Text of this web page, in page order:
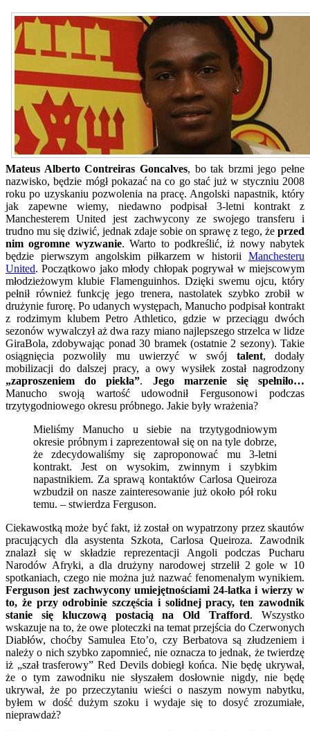
Mateus Alberto Contreiras Goncalves, bo tak brzmi jego pełne
nazwisko, będzie mógł pokazać na co go stać już w styczniu 2008
roku po uzyskaniu pozwolenia na pracę. Angolski napastnik, który
jak zapewne wiemy, niedawno podpisał 3-letni kontrakt z
Manchesterem United jest zachwycony ze swojego transferu i
trudno mu się dziwić, jednak zdaje sobie on sprawę z tego, że przed
nim ogromne wyzwanie. Warto to podkreślić, iż nowy nabytek
będzie pierwszym angolskim piłkarzem w historii Manchesteru
United. Początkowo jako młody chłopak pogrywał w miejscowym
młodzieżowym klubie Flamenguinhos. Dzięki swemu ojcu, który
pełnił również funkcję jego trenera, nastolatek szybko zrobił w
drużynie furorę. Po udanych występach, Manucho podpisał kontrakt
z rodzimym klubem Petro Athletico, gdzie w przeciągu dwóch
sezonów wywalczył aż dwa razy miano najlepszego strzelca w lidze
GiraBola, zdobywając ponad 30 bramek (ostatnie 2 sezony). Takie
osiągnięcia pozwoliły mu uwierzyć w swój talent, dodały
mobilizacji do dalszej pracy, a owy wysiłek został nagrodzony
„zaproszeniem do piekła”. Jego marzenie się spełniło…
Manucho swoją wartość udowodnił Fergusonowi podczas
trzytygodniowego okresu próbnego. Jakie były wrażenia?
Mieliśmy Manucho u siebie na trzytygodniowym
okresie próbnym i zaprezentował się on na tyle dobrze,
że zdecydowaliśmy się zaproponować mu 3-letni
kontrakt. Jest on wysokim, zwinnym i szybkim
napastnikiem. Za sprawą kontaktów Carlosa Queiroza
wzbudził on nasze zainteresowanie już około pół roku
temu. – stwierdza Ferguson.
Ciekawostką może być fakt, iż został on wypatrzony przez skautów
pracujących dla asystenta Szkota, Carlosa Queiroza. Zawodnik
znalazł się w składzie reprezentacji Angoli podczas Pucharu
Narodów Afryki, a dla drużyny narodowej strzelił 2 gole w 10
spotkaniach, czego nie można już nazwać fenomenalym wynikiem.
Ferguson jest zachwycony umiejętnościami 24-latka i wierzy w
to, że przy odrobinie szczęścia i solidnej pracy, ten zawodnik
stanie się kluczową postacią na Old Trafford. Wszystko
wskazuje na to, że owe ploteczki na temat przejścia do Czerwonych
Diabłów, choćby Samulea Eto’o, czy Berbatova są złudzeniem i
należy o nich szybko zapomnieć, nie oznacza to jednak, że twierdzę
iż „szał trasferowy” Red Devils dobiegł końca. Nie będę ukrywał,
że o tym zawodniku nie słyszałem dosłownie nigdy, nie będę
ukrywał, że po przeczytaniu wieści o naszym nowym nabytku,
byłem w dość dużym szoku i wydaje się to dosyć zrozumiałe,
nieprawdaż?